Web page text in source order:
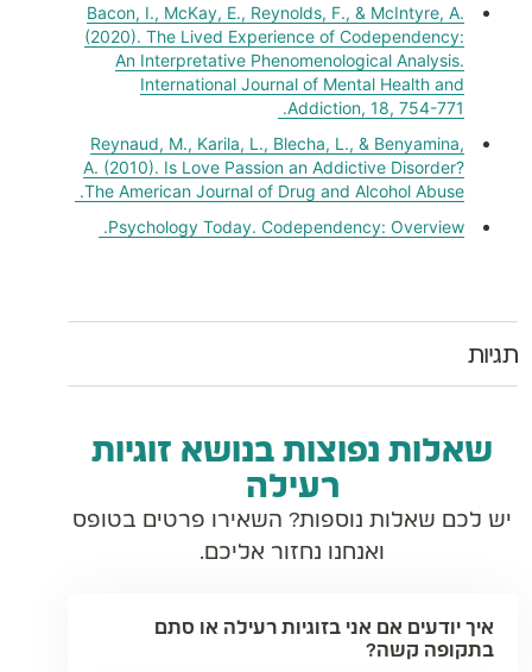
Bacon, I., McKay, E., Reynolds, F., & McIntyre, A.
(2020). The Lived Experience of Codependency:
An Interpretative Phenomenological Analysis.
International Journal of Mental Health and
Addiction, 18, 754-771.
Reynaud, M., Karila, L., Blecha, L., & Benyamina,
A. (2010). Is Love Passion an Addictive Disorder?
The American Journal of Drug and Alcohol Abuse.
Psychology Today. Codependency: Overview.
שאלות נפוצות בנושא זוגיות
רעילה
יש לכם שאלות נוספות? השאירו פרטים בטופס
ואנחנו נחזור אליכם.
איך יודעים אם אני בזוגיות רעילה או סתם
בתקופה קשה?